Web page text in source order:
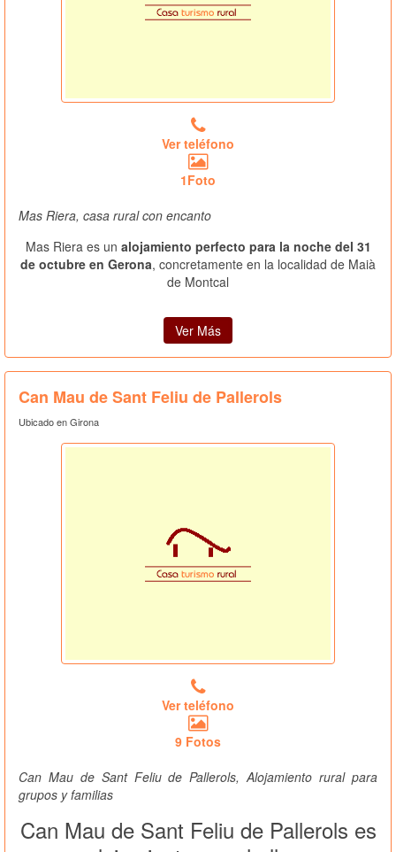
Ver teléfono
1Foto
Mas Riera, casa rural con encanto
Mas Riera es un alojamiento perfecto para la noche del 31
de octubre en Gerona, concretamente en la localidad de Maià
de Montcal
Ver Más
Can Mau de Sant Feliu de Pallerols
Ubicado en Girona
Ver teléfono
9 Fotos
Can Mau de Sant Feliu de Pallerols, Alojamiento rural para
grupos y familias
Can Mau de Sant Feliu de Pallerols es